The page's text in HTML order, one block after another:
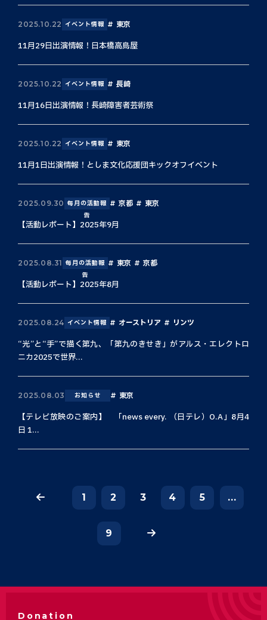
2025.10.22 イベント情報 東京
11月29日出演情報！日本橋高島屋
2025.10.22 イベント情報 長崎
11月16日出演情報！長崎障害者芸術祭
2025.10.22 イベント情報 東京
11月1日出演情報！としま文化応援団キックオフイベント
2025.09.30 毎月の活動報
告
京都 東京
【活動レポート】2025年9月
2025.08.31 毎月の活動報
告
東京 京都
【活動レポート】2025年8月
2025.08.24 イベント情報 オーストリア リンツ
“光”と“手”で描く第九、「第九のきせき」がアルス・エレクトロ
ニカ2025で世界...
2025.08.03 お知らせ 東京
【テレビ放映のご案内】 「news every. （日テレ）O.A」8月4
日 1...
1 2 3 4 5 ...
9
Donation